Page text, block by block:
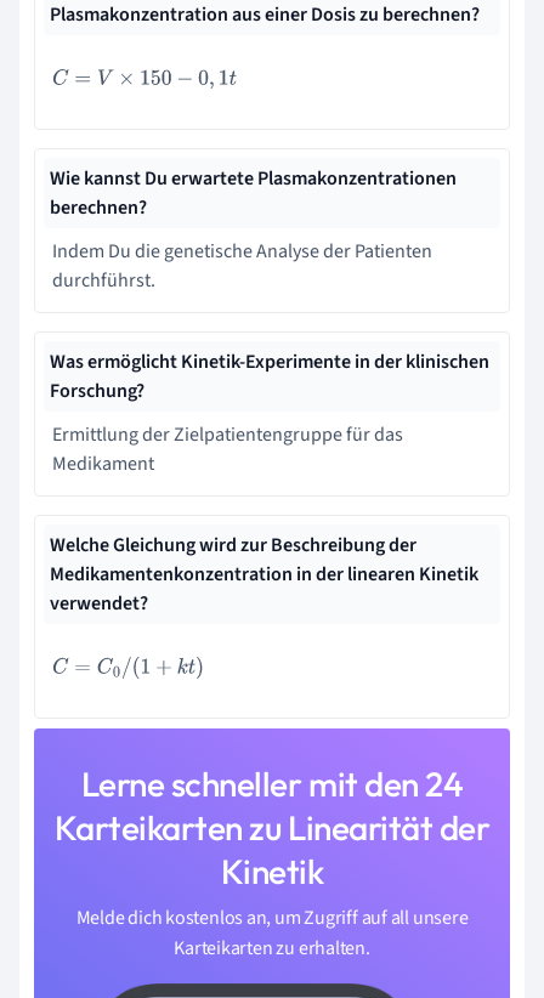
Plasmakonzentration aus einer Dosis zu berechnen?
C=V ×150−0 ,1 t
Wie kannst Du erwartete Plasmakonzentrationen
berechnen?
Indem Du die genetische Analyse der Patienten
durchführst.
Was ermöglicht Kinetik-Experimente in der klinischen
Forschung?
Ermittlung der Zielpatientengruppe für das
Medikament
Welche Gleichung wird zur Beschreibung der
Medikamentenkonzentration in der linearen Kinetik
verwendet?
C =C0/(1+ kt)
Lerne schneller mit den 24
Karteikarten zu Linearität der
Kinetik
Melde dich kostenlos an, um Zugriff auf all unsere
Karteikarten zu erhalten.